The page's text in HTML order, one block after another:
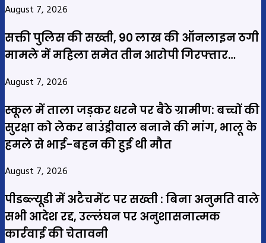
August 7, 2026
सक्ती पुलिस की सख्ती, 90 लाख की ऑनलाइन ठगी
मामले में महिला समेत तीन आरोपी गिरफ्तार…
August 7, 2026
स्कूल में ताला जड़कर धरने पर बैठे ग्रामीण: बच्चों की
सुरक्षा को लेकर बाउंड्रीवाल बनाने की मांग, भालू के
हमले से भाई-बहन की हुई थी मौत
August 7, 2026
पीडब्ल्यूडी में अटैचमेंट पर सख्ती : बिना अनुमति वाले
सभी आदेश रद्द, उल्लंघन पर अनुशासनात्मक
कार्रवाई की चेतावनी